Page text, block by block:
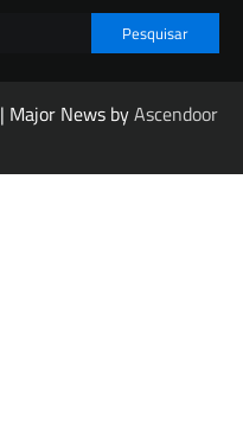
Pesquisar
| Major News byAscendoor